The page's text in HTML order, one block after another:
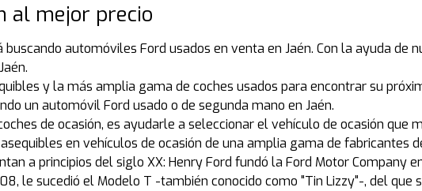
al mejor precio
automóviles Ford usados en venta en Jaén. Con la ayuda de
y la más amplia gama de coches usados para encontrar su
un automóvil Ford usado o de segunda mano en Jaén.
de ocasión, es ayudarle a seleccionar el vehículo de ocasión que
en vehículos de ocasión de una amplia gama de fabricantes
a principios del siglo XX: Henry Ford fundó la Ford Motor Company
le sucedió el Modelo T -también conocido como "Tin Lizzy"-, del que